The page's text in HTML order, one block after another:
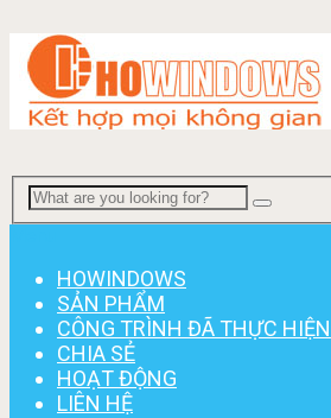
HOWINDOWS
SẢN PHẨM
CÔNG TRÌNH ĐÃ THỰC HIỆN
CHIA SẺ
HOẠT ĐỘNG
LIÊN HỆ